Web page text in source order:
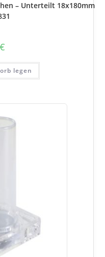
– Unterteilt 18x180mm
legen